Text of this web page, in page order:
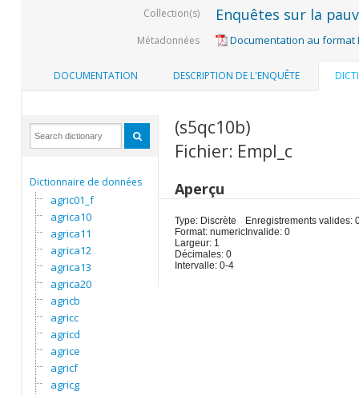
Collection(s) Enquêtes sur la
Métadonnées Documentation au format
DOCUMENTATION DESCRIPTION DE L'ENQUÊTE
Dictionnaire de données
agric01_f
agrica10
agrica11
agrica12
agrica13
agrica20
agricb
agricc
agricd
agrice
agricf
agricg
(s5qc10b)
Fichier: Empl_c
Aperçu
Type: Discrète
Format: numeric
Largeur: 1
Décimales: 0
Intervalle: 0-4
Enregistrements valides:
Invalide: 0